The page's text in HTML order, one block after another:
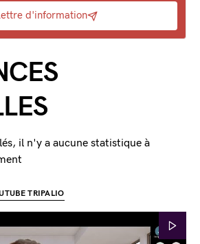
d'information
il n'y a aucune statistique à
TRIPALIO